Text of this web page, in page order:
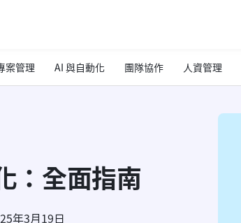
案管理 AI 與自動化 團隊協作 人資管理
：全面指南
年3月19日